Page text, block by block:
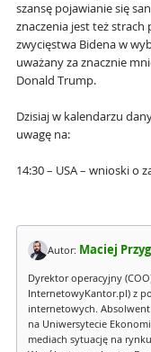
szansę pojawianie się
znaczenia jest też strach
zwycięstwa Bidena w
uważany za znacznie
Donald Trump.
Dzisiaj w kalendarzu
uwagę na:
14:30 – USA – wnioski o
Autor: Maciej
Dyrektor operacyjny
InternetowyKantor.pl) z
internetowych.
na Uniwersytecie
mediach sytuację na